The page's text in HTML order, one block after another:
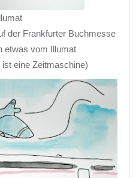
der Frankfurter Buchmesse
etwas vom Illumat
eine Zeitmaschine)